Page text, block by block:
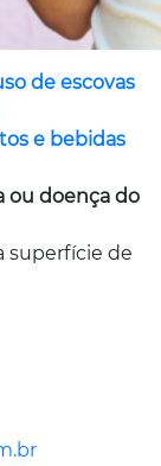
de escovas
e bebidas
ou doença do
superfície de